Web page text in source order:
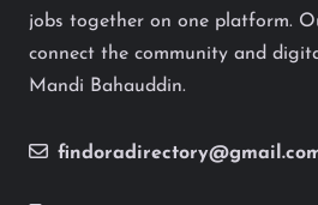
jobs together on one platform.
connect the community and
Mandi Bahauddin.